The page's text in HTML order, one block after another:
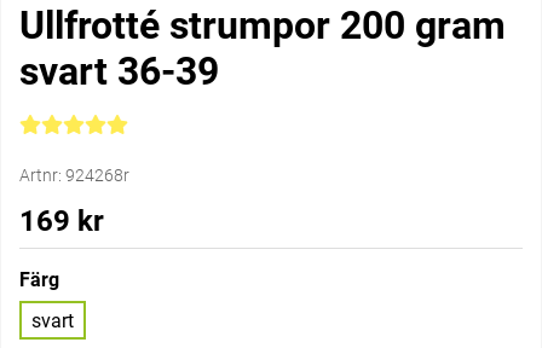
Ullfrotté strumpor 200 gram
svart 36-39
Medelbetyg 5 av 5 Antal betyg 1
Artnr: 924268r
169 kr
Färg
svart